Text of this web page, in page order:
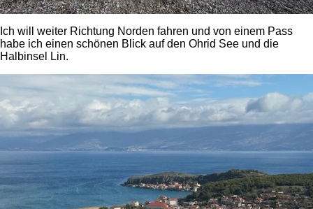
Ich will weiter Richtung Norden fahren und von einem Pass
habe ich einen schönen Blick auf den Ohrid See und die
Halbinsel Lin.